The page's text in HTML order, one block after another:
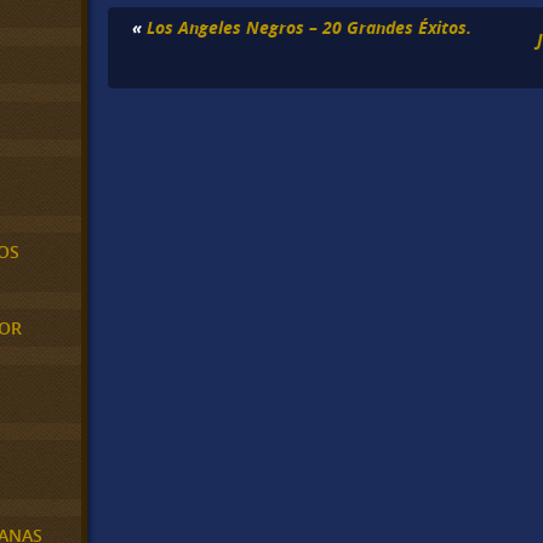
«Los Angeles Negros – 20 Grandes Éxitos.